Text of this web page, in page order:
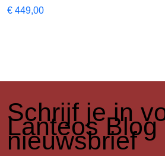
€ 449,00
​Schrijf je in
Lanteos Blog
nieuwsbrief